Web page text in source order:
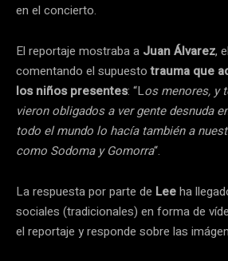
en el concierto.
El reportaje mostraba a Juan Álvarez,
comentando el supuestotrauma que
los niños presentes: “Los menores, y
vieron obligados a ver gente desnuda
todo el mundo lo hacía también a
como Sodoma y Gomorra“.
La respuesta por parte de Leeha
sociales (tradicionales) en forma de
el reportaje y responde sobre las